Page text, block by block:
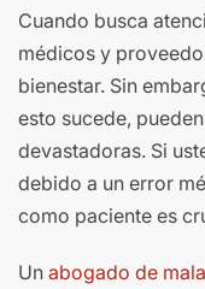
Cuando busca
médicos y
bienestar. Sin
esto sucede,
devastadoras. Si
debido a un error
como paciente es
Un abogado de